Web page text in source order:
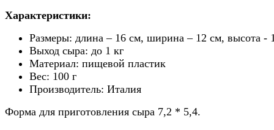
Характеристики:
Размеры: длина – 16 см, ширина – 12 см, высота -
Выход сыра: до 1 кг
Материал: пищевой пластик
Вес: 100 г
Производитель: Италия
Форма для приготовления сыра 7,2 * 5,4.